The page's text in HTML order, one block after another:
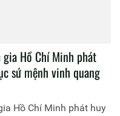
Hồ Chí Minh phát
sứ mệnh vinh quang
Hồ Chí Minh phát huy